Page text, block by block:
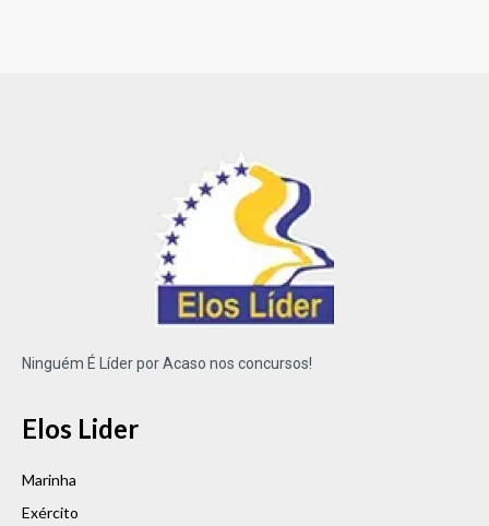
Ninguém É Líder por Acaso nos concursos!
Elos Lider
Marinha
Exército